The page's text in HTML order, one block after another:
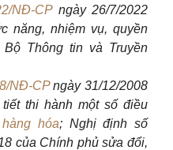
NĐ-CPngày 26/7/2022
năng, nhiệm vụ, quyền
Thông tin và Truyền
NĐ-CPngày 31/12/2008
thi hành một số điều
hóa; Nghị định số
của Chính phủ sửa đổi,